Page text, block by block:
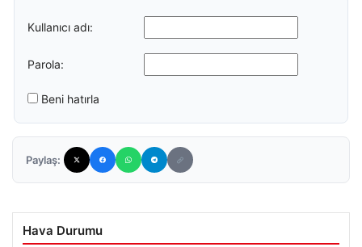
Kullanıcı adı:
Parola:
Beni hatırla
Paylaş:
Hava Durumu